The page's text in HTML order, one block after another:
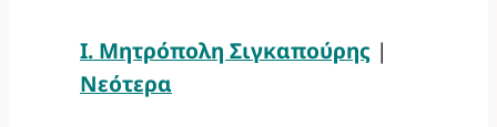
Ι. Μητρόπολη Σιγκαπούρης |
Νεότερα